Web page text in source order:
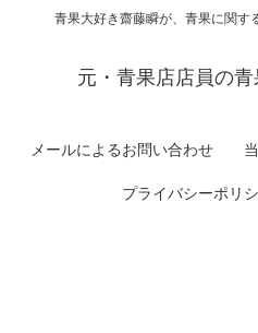
青果大好き齋藤瞬が、青果に関す
元・青果店店員の
メールによるお問い合わせ